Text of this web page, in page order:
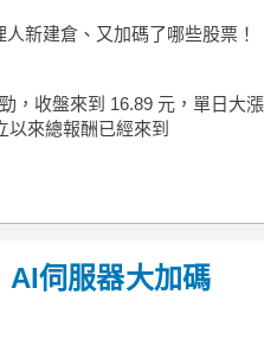
新建倉、又加碼了哪些股票！
，收盤來到 16.89 元，單日大
以來總報酬已經來到
AI伺服器大加碼